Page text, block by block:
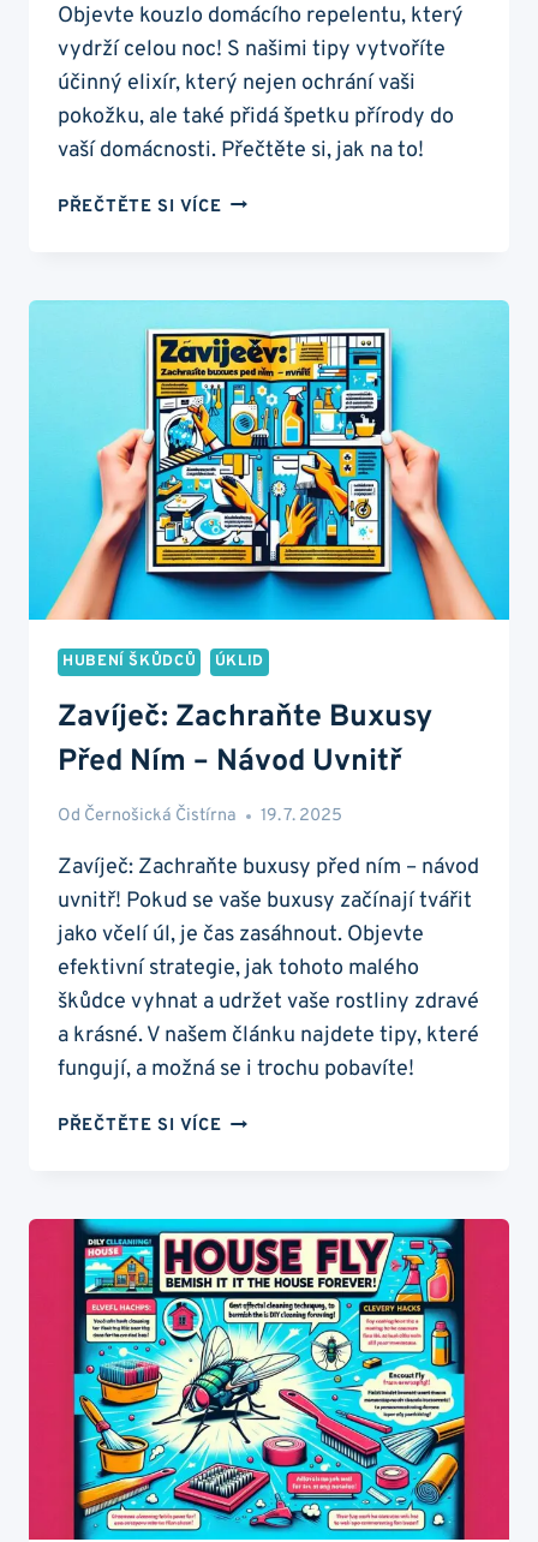
Objevte kouzlo domácího repelentu, který
vydrží celou noc! S našimi tipy vytvoříte
účinný elixír, který nejen ochrání vaši
pokožku, ale také přidá špetku přírody do
vaší domácnosti. Přečtěte si, jak na to!
PŘEČTĚTE SI VÍCE KOMÁŘI:
CELOU
NOC
HUBENÍ ŠKŮDCŮ ÚKLID
Zavíječ: Zachraňte Buxusy
Před Ním – Návod Uvnitř
Od Černošická Čistírna 19. 7. 2025
Zavíječ: Zachraňte buxusy před ním – návod
uvnitř! Pokud se vaše buxusy začínají tvářit
jako včelí úl, je čas zasáhnout. Objevte
efektivní strategie, jak tohoto malého
škůdce vyhnat a udržet vaše rostliny zdravé
a krásné. V našem článku najdete tipy, které
fungují, a možná se i trochu pobavíte!
PŘEČTĚTE SI VÍCE ZAVÍJEČ:
NÍM
–
NÁVOD
UVNITŘ